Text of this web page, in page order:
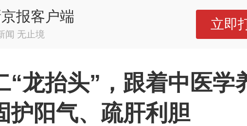
报客户端
闻 无止境
立即
“龙抬头”，跟着中医学
护阳气、疏肝利胆